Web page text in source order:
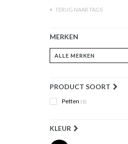
TERUG NAAR TAGS
MERKEN
PRODUCT SOORT
Petten (1)
KLEUR